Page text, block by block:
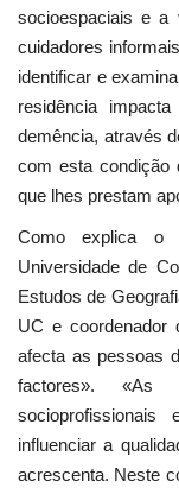
socioespaciais e a
cuidadores
identificar e
residência
demência, através
com esta condição
que lhes prestam
Como explica o
Universidade de
Estudos de
UC e coordenador
afecta as pessoas
factores». «As
influenciar a
acrescenta. Neste